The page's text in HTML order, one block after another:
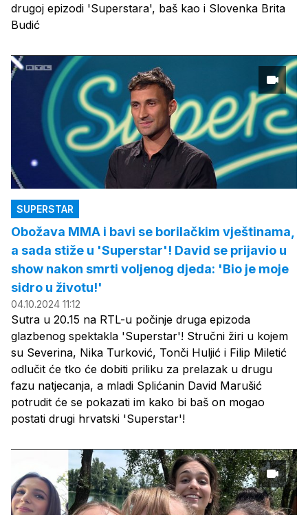
drugoj epizodi 'Superstara', baš kao i Slovenka Brita
Budić
SUPERSTAR
Obožava MMA i bavi se borilačkim vještinama,
a sada stiže u 'Superstar'! David se prijavio u
show nakon smrti voljenog djeda: 'Bio je moje
sidro u životu!'
04.10.2024 11:12
Sutra u 20.15 na RTL-u počinje druga epizoda
glazbenog spektakla 'Superstar'! Stručni žiri u kojem
su Severina, Nika Turković, Tonči Huljić i Filip Miletić
odlučit će tko će dobiti priliku za prelazak u drugu
fazu natjecanja, a mladi Splićanin David Marušić
potrudit će se pokazati im kako bi baš on mogao
postati drugi hrvatski 'Superstar'!